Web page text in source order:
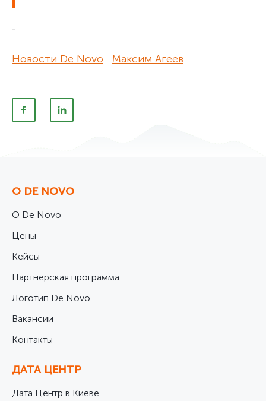
-
Новости De Novo Максим Агеев
О DE NOVO
О De Novo
Цены
Кейсы
Партнерская программа
Логотип De Novo
Вакансии
Контакты
ДАТА ЦЕНТР
Дата Центр в Киеве